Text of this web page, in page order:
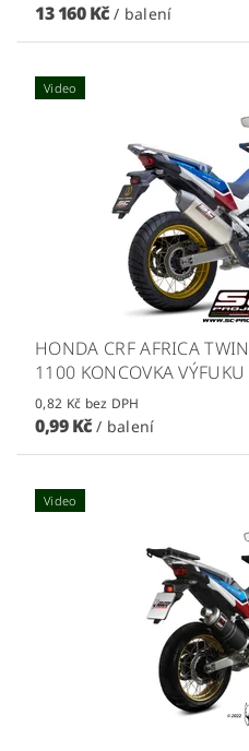
13 160 Kč/ balení
Video
HONDA CRF AFRICA
1100 KONCOVKA
0,82 Kč bez DPH
0,99 Kč/ balení
Video